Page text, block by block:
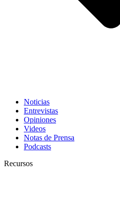
Noticias
Entrevistas
Opiniones
Videos
Notas de Prensa
Podcasts
Recursos